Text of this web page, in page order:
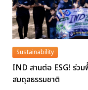
Sustainability
IND สานต่อ ESG! ร่ว
สมดุลธรรมชาติ